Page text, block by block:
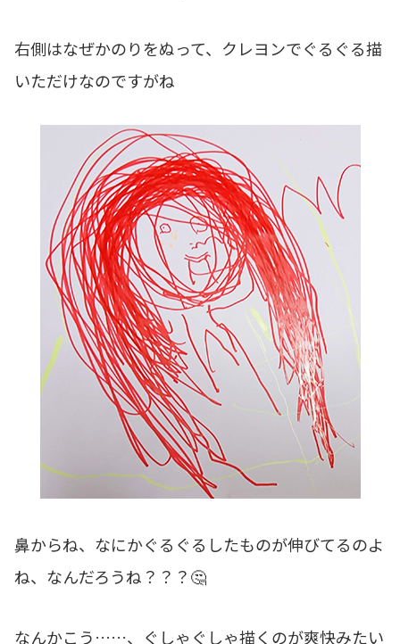
右側はなぜかのりをぬって、クレヨンでぐるぐる描
いただけなのですがね
鼻からね、なにかぐるぐるしたものが伸びてるのよ
ね、なんだろうね？？？🤔
なんかこう……、ぐしゃぐしゃ描くのが爽快みたい